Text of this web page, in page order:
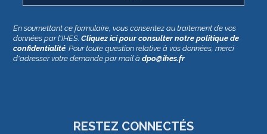
En soumettant ce formulaire, vous consentez au traitement de vos
données par l'IHES.Cliquez ici pour consulter notre politique de
confidentialité . Pour toute question relative à vos données, merci
d'adresser votre demande par mail àdpo@ihes.fr
RESTEZ CONNECTÉS